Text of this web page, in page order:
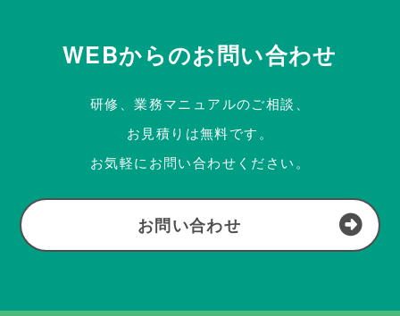
WEBからのお問い合わせ
研修、業務マニュアルのご相談、
お見積りは無料です。
お気軽にお問い合わせください。
お問い合わせ